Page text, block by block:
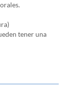
tener una